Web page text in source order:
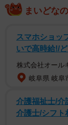
（@hajime20250823
まいどな
スマホショッ
いで高時給!/
株式会社オール
岐阜県 岐阜
介護福祉士/介
介護士/シフト